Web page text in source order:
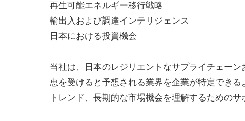
再生可能エネルギー移行戦略
輸出入および調達インテリジェンス
日本における投資機会
当社は、日本のレジリエントなサプライチェー
恵を受けると予想される業界を企業が特定でき
トレンド、長期的な市場機会を理解するためのサ